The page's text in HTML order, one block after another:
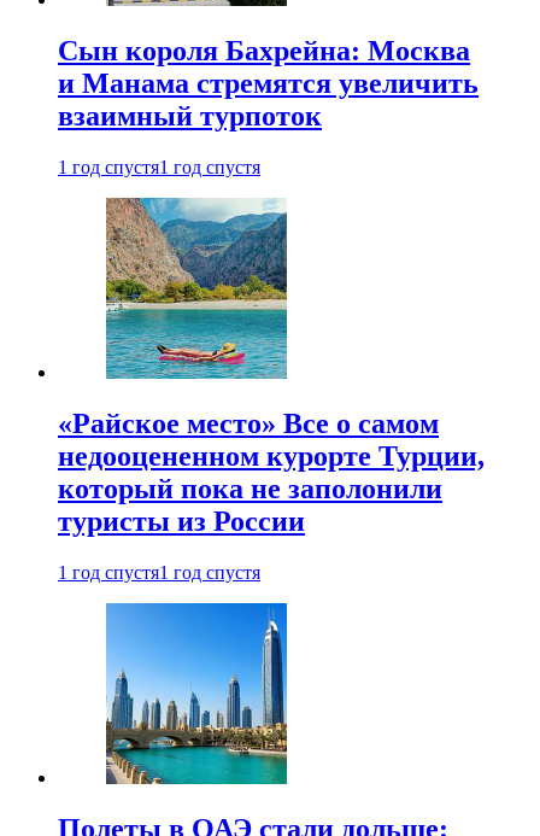
Сын короля Бахрейна: Москва
и Манама стремятся увеличить
взаимный турпоток
1 год спустя1 год спустя
«Райское место» Все о самом
недооцененном курорте Турции,
который пока не заполонили
туристы из России
1 год спустя1 год спустя
Полеты в ОАЭ стали дольше: